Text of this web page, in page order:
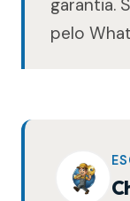
garantia.
pelo